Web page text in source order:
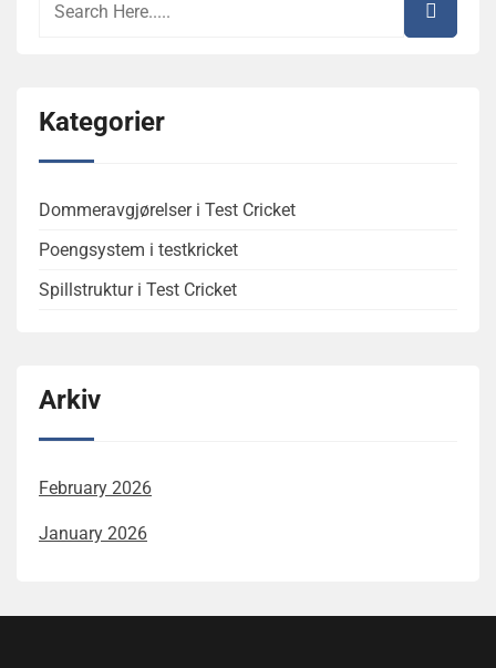
Kategorier
Dommeravgjørelser i Test Cricket
Poengsystem i testkricket
Spillstruktur i Test Cricket
Arkiv
February 2026
January 2026